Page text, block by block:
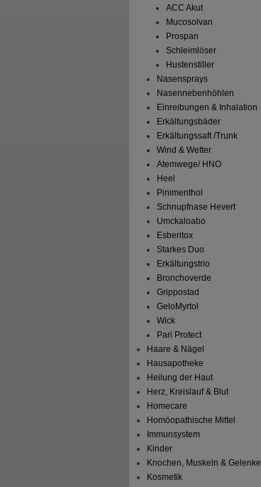
ACC Akut
Mucosolvan
Prospan
Schleimlöser
Hustenstiller
Nasensprays
Nasennebenhöhlen
Einreibungen & Inhalation
Erkältungsbäder
Erkältungssaft /Trunk
Wind & Wetter
Atemwege/ HNO
Heel
Pinimenthol
Schnupfnase Hevert
Umckaloabo
Esberitox
Starkes Duo
Erkältungstrio
Bronchoverde
Grippostad
GeloMyrtol
Wick
Pari Protect
Haare & Nägel
Hausapotheke
Heilung der Haut
Herz, Kreislauf & Blut
Homecare
Homöopathische Mittel
Immunsystem
Kinder
Knochen, Muskeln & Gelenke
Kosmetik